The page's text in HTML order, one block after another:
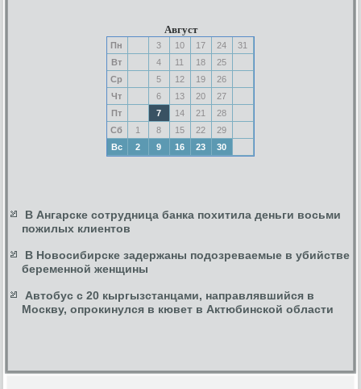
Август
Пн 3 10 17 24
31
Вт
4 11 18
25
Ср
5 12 19
26
Чт
6 13 20
27
Пт
7 14 21
28
Сб
1 8 15 22
29
Вс
2 9 16 23 30
В Ангарске сотрудница банка похитила деньги восьми
пожилых клиентов
В Новосибирске задержаны подозреваемые в убийстве
беременной женщины
Автобус с 20 кыргызстанцами, направлявшийся в
Москву, опрокинулся в кювет в Актюбинской области